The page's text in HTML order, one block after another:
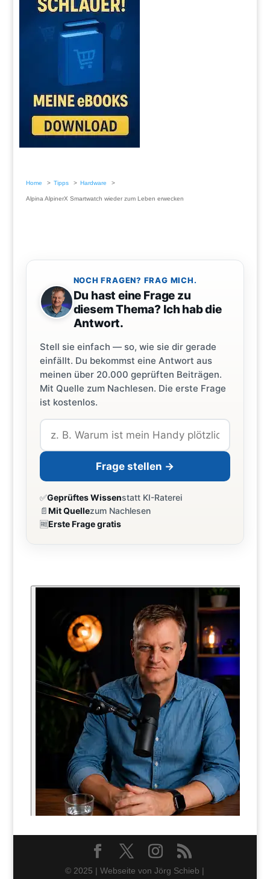
Home Tipps Hardware
Alpina AlpinerX Smartwatch wieder zum Leben erwecken
NOCH FRAGEN? FRAG MICH.
Du hast eine Frage zu
diesem Thema? Ich hab die
Antwort.
Stell sie einfach — so, wie sie dir gerade
einfällt. Du bekommst eine Antwort aus
meinen über 20.000 geprüften Beiträgen.
Mit Quelle zum Nachlesen. Die erste Frage
ist kostenlos.
Frage stellen →
✅Geprüftes Wissenstatt KI-Raterei
📄Mit Quellezum Nachlesen
🆓Erste Frage gratis
© 2025 | Webseite von Jörg Schieb |